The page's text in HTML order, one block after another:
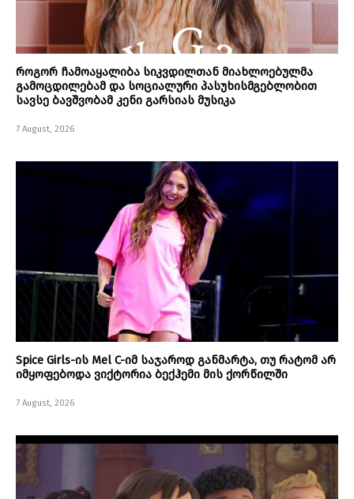
როგორ ჩამოაყალიბა სიკვდილთან მიახლოებულმა
გამოცდილებამ და სოციალური პასუხისმგებლობით
სავსე ბავშვობამ კენი გარსიას მუსიკა
7 August, 2026
Spice Girls-ის Mel C-იმ საჯაროდ განმარტა, თუ რატომ არ
იმყოფებოდა ვიქტორია ბექჰემი მის ქორწილში
7 August, 2026